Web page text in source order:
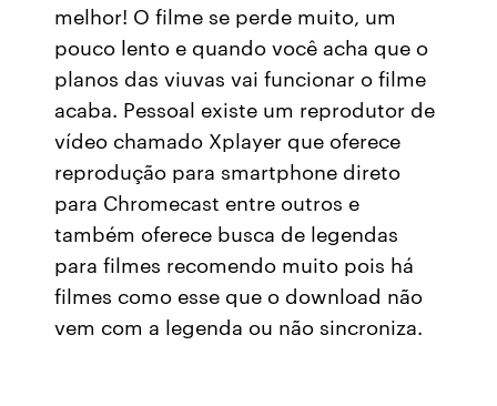
melhor! O filme se perde muito, um
pouco lento e quando você acha que o
planos das viuvas vai funcionar o filme
acaba. Pessoal existe um reprodutor de
vídeo chamado Xplayer que oferece
reprodução para smartphone direto
para Chromecast entre outros e
também oferece busca de legendas
para filmes recomendo muito pois há
filmes como esse que o download não
vem com a legenda ou não sincroniza.